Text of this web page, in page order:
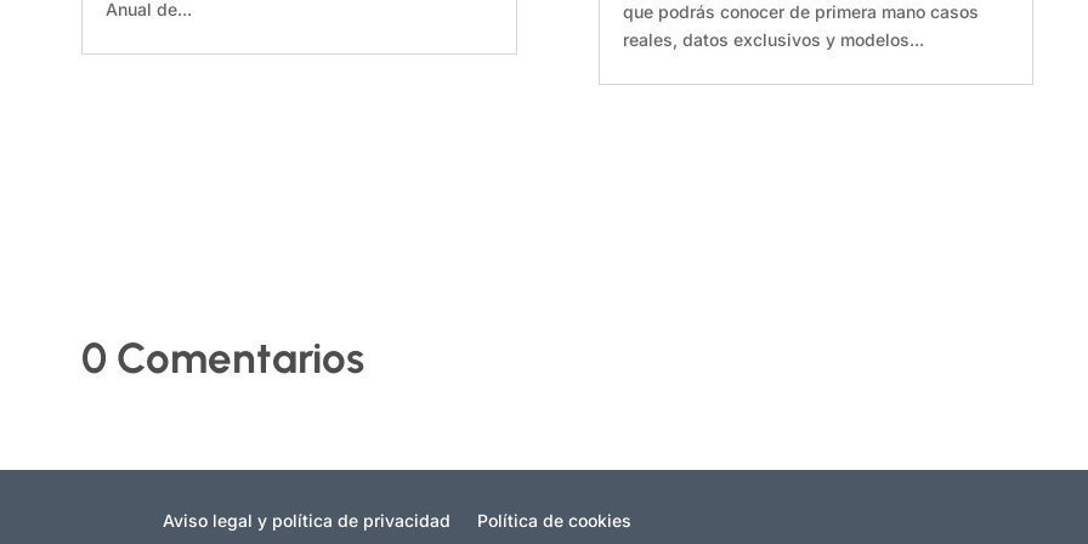
Anual de...
que podrás conocer de primera mano casos
reales, datos exclusivos y modelos...
0 Comentarios
Aviso legal y política de privacidad Política de cookies